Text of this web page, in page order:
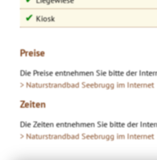
✔ Kiosk
Preise
Die Preise entnehmen Sie bitte der
> Naturstrandbad Seebrugg im Internet
Zeiten
Die Zeiten entnehmen Sie bitte der
> Naturstrandbad Seebrugg im Internet